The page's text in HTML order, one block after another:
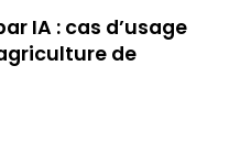
IA : cas d’usage
de